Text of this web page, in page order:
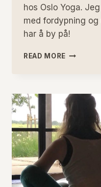
hos Oslo Yoga.
med fordypning
har å by på!
READ MORE NYTT